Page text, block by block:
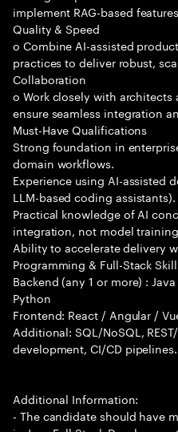
implement RAG-based
Quality & Speed
o Combine AI-assisted
practices to deliver robust,
Collaboration
o Work closely with
ensure seamless integration
Must-Have Qualifications
Strong foundation in
domain workflows.
Experience using AI-assisted
LLM-based coding assistants).
Practical knowledge of AI
integration, not model
Ability to accelerate delivery
Programming & Full-Stack
Backend (any 1 or more) :
Python
Frontend: React / Angular /
Additional: SQL/NoSQL,
development, CI/CD pipelines.
Additional Information:
- The candidate should have